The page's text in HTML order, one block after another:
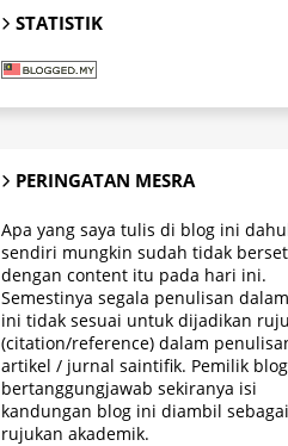
STATISTIK
PERINGATAN MESRA
Apa yang saya tulis di blog ini
sendiri mungkin sudah tidak
dengan content itu pada hari ini.
Semestinya segala penulisan
ini tidak sesuai untuk dijadikan
(citation/reference) dalam
artikel / jurnal saintifik. Pemilik
bertanggungjawab sekiranya isi
kandungan blog ini diambil sebagai
rujukan akademik.